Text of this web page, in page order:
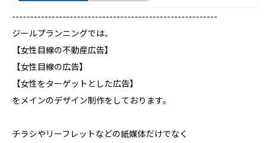
---------------------------------------------------------
ジールプランニングでは、
【女性目線の不動産広告】
【女性目線の広告】
【女性をターゲットとした広告】
をメインのデザイン制作をしております。
チラシやリーフレットなどの紙媒体だけでなく